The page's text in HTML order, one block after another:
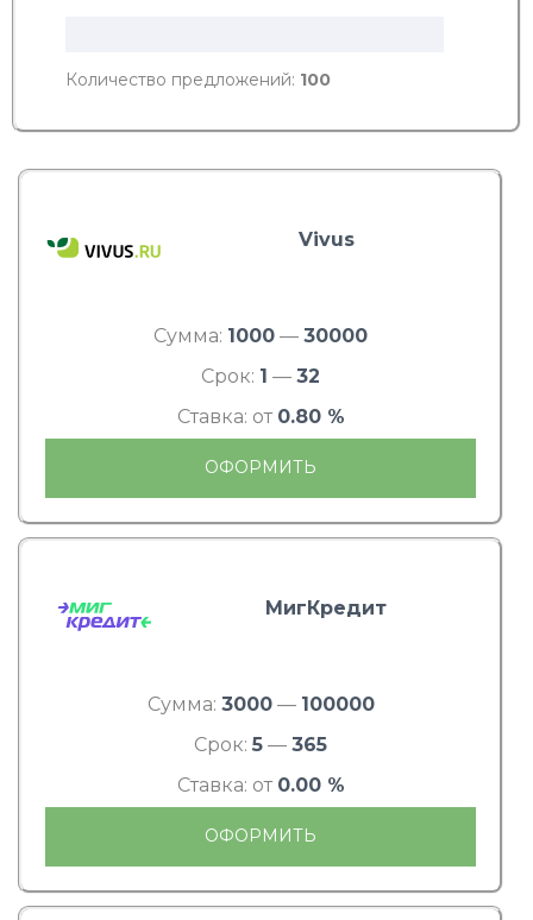
Количество предложений: 100
Vivus
Сумма: 1000 — 30000
Срок: 1 — 32
Ставка: от 0.80 %
ОФОРМИТЬ
МигКредит
Сумма: 3000— 100000
Срок: 5 — 365
Ставка: от 0.00 %
ОФОРМИТЬ